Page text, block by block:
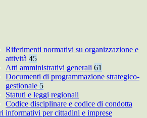
Riferimenti normativi su organizzazione e
attività 45
Atti amministrativi generali 61
Documenti di programmazione strategico-
gestionale 5
Statuti e leggi regionali
Codice disciplinare e codice di condotta
informativi per cittadini e imprese